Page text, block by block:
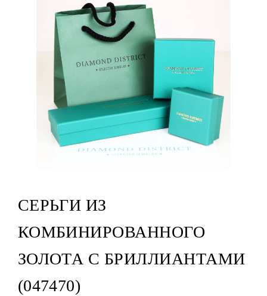
СЕРЬГИ ИЗ
КОМБИНИРОВАННОГО
ЗОЛОТА С БРИЛЛИАНТАМИ
(047470)